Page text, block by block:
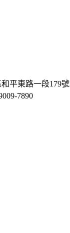
平東路一段179號
7890